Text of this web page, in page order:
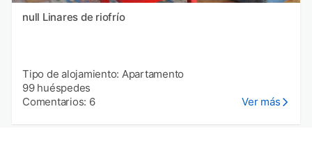
null Linares de riofrío
Tipo de alojamiento: Apartamento
99 huéspedes
Comentarios: 6
Ver más